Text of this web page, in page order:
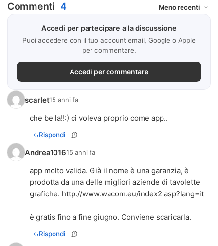
Commenti 4
Accedi per partecipare alla discussione
Puoi accedere con il tuo account email, Google o Apple
per commentare.
Accedi per commentare
scarlet15 anni fa
che bella!!:) ci voleva proprio come app..
Rispondi
Andrea101615 anni fa
app molto valida. Già il nome è una garanzia, è
prodotta da una delle migliori aziende di tavolette
grafiche: http://www.wacom.eu/index2.asp?lang=it
è gratis fino a fine giugno. Conviene scaricarla.
Rispondi